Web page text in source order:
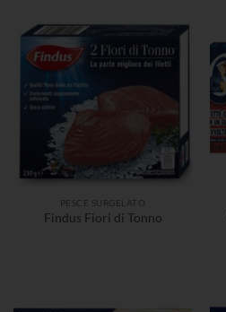
PESCE SURGELATO
Findus Fiori di Tonno